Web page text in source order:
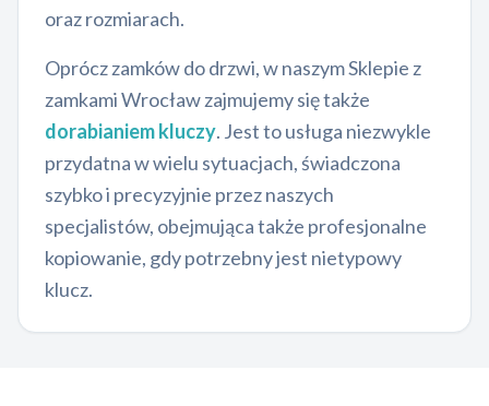
oraz rozmiarach.
Oprócz zamków do drzwi, w naszym Sklepie z
zamkami Wrocław zajmujemy się także
dorabianiem kluczy. Jest to usługa niezwykle
przydatna w wielu sytuacjach, świadczona
szybko i precyzyjnie przez naszych
specjalistów, obejmująca także profesjonalne
kopiowanie, gdy potrzebny jest nietypowy
klucz.